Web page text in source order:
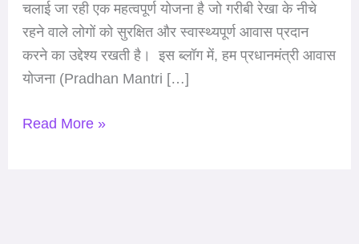
चलाई जा रही एक महत्वपूर्ण योजना है जो गरीबी रेखा के नीचे
रहने वाले लोगों को सुरक्षित और स्वास्थ्यपूर्ण आवास प्रदान
करने का उद्देश्य रखती है। इस ब्लॉग में, हम प्रधानमंत्री आवास
योजना (Pradhan Mantri […]
Read More »